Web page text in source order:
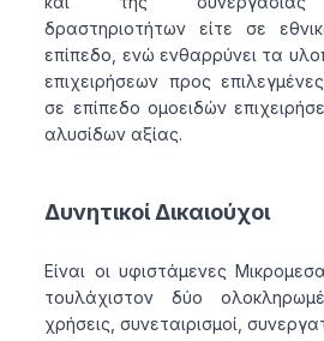
δραστηριοτήτων είτε σε
επίπεδο, ενώ ενθαρρύνει τα
επιχειρήσεων προς
σε επίπεδο ομοειδών
αλυσίδων αξίας.
Δυνητικοί Δικαιούχοι
Είναι οι υφιστάμενες
τουλάχιστον δύο
χρήσεις, συνεταιρισμοί,